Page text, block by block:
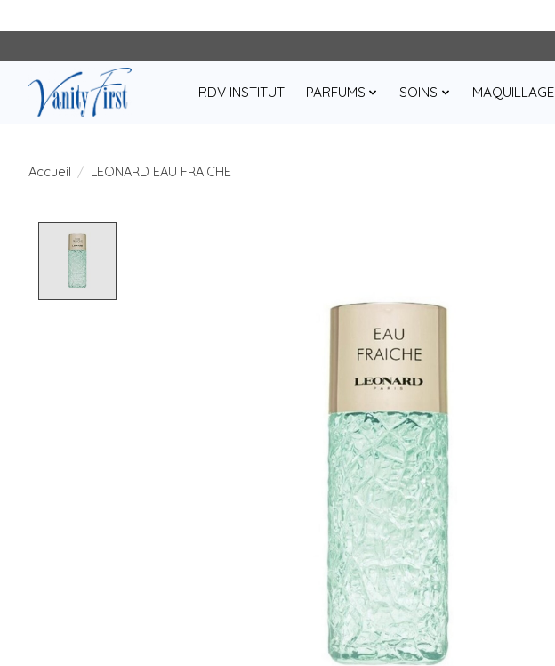
RDV INSTITUT PARFUMS SOINS MAQUILLAGE
Accueil / LEONARD EAU FRAICHE